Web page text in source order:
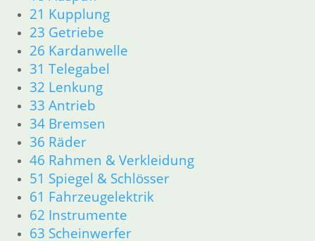
21 Kupplung
23 Getriebe
26 Kardanwelle
31 Telegabel
32 Lenkung
33 Antrieb
34 Bremsen
36 Räder
46 Rahmen & Verkleidung
51 Spiegel & Schlösser
61 Fahrzeugelektrik
62 Instrumente
63 Scheinwerfer
12 Motorelektrik
13 Vergaser
16 Tank
18 Auspuff
21 Kupplung
23 Getriebe
34 Bremsen
36 Räder
46 Rahmen & Verkleidung
51 Spiegel & Schlösser
52 Sitzbank
61 Fahrzeugelektrik
62 Instrumente
63 Scheinwerfer
R80GS ab 1991 bis R100GS PD R80 Basic